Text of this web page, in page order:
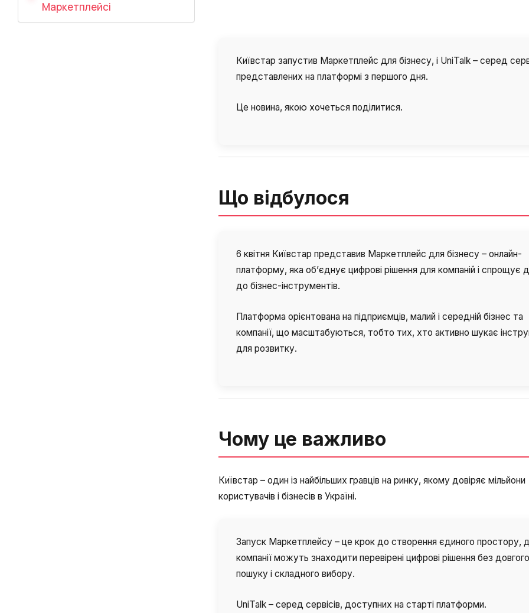
Маркетплейсі
Київстар запустив Маркетплейс для бізнесу, і UniTalk – серед
представлених на платформі з першого дня.
Це новина, якою хочеться поділитися.
Що відбулося
6 квітня Київстар представив Маркетплейс для бізнесу – онлайн-
платформу, яка об’єднує цифрові рішення для компаній і спрощує
до бізнес-інструментів.
Платформа орієнтована на підприємців, малий і середній бізнес та
компанії, що масштабуються, тобто тих, хто активно шукає
для розвитку.
Чому це важливо
Київстар – один із найбільших гравців на ринку, якому довіряє мільйони
користувачів і бізнесів в Україні.
Запуск Маркетплейсу – це крок до створення єдиного простору,
компанії можуть знаходити перевірені цифрові рішення без довгого
пошуку і складного вибору.
UniTalk – серед сервісів, доступних на старті платформи.